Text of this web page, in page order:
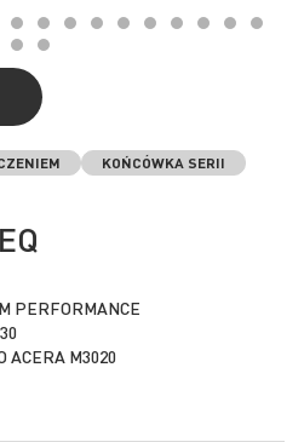
KOŃCÓWKA SERII
PERFORMANCE
ACERA M3020